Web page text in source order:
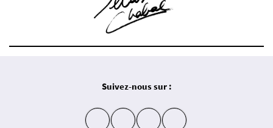
Suivez-nous sur :
insta fb yt in